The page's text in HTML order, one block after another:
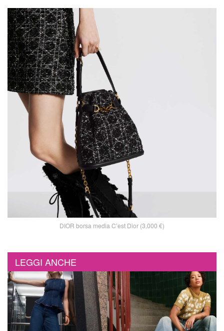
DIOR borsa media C’est Dior (3.000 €)
LEGGI ANCHE